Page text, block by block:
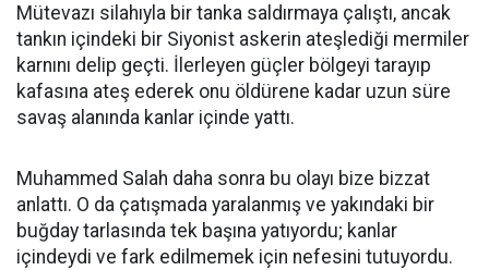
Mütevazı silahıyla bir tanka saldırmaya çalıştı, ancak
tankın içindeki bir Siyonist askerin ateşlediği mermiler
karnını delip geçti. İlerleyen güçler bölgeyi tarayıp
kafasına ateş ederek onu öldürene kadar uzun süre
savaş alanında kanlar içinde yattı.
Muhammed Salah daha sonra bu olayı bize bizzat
anlattı. O da çatışmada yaralanmış ve yakındaki bir
buğday tarlasında tek başına yatıyordu; kanlar
içindeydi ve fark edilmemek için nefesini tutuyordu.